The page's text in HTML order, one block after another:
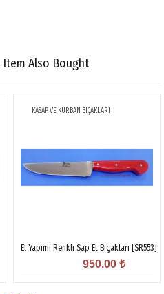
Also Bought
KASAP VE KURBAN BIÇAKLARI
El Yapımı Renkli Sap Et Bıçakları [SR553]
950.00 ₺